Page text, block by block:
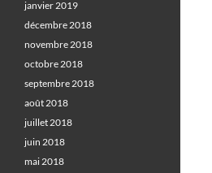
janvier 2019
décembre 2018
novembre 2018
octobre 2018
septembre 2018
août 2018
juillet 2018
juin 2018
mai 2018